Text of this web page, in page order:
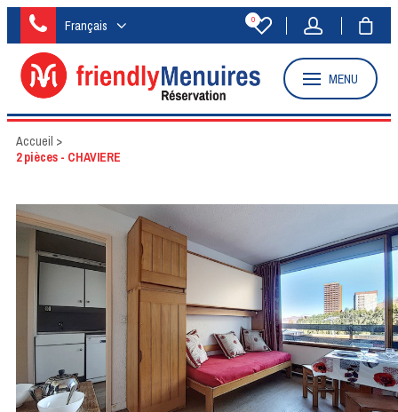
Français 0
MENU
Accueil >
2 pièces - CHAVIERE